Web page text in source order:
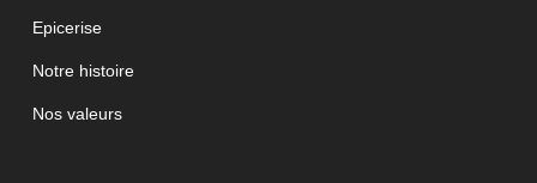
Epicerise
Notre histoire
Nos valeurs